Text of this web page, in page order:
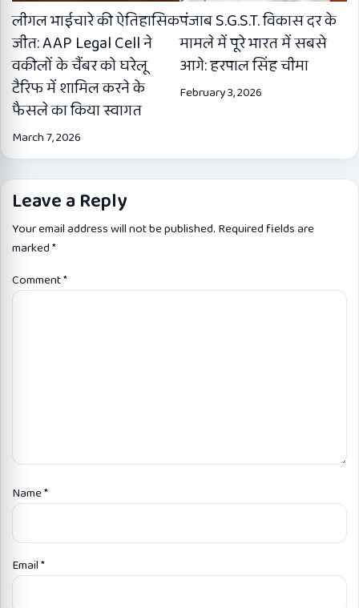
लीगल भाईचारे की ऐतिहासिक
जीत: AAP Legal Cell ने
वकीलों के चैंबर को घरेलू
टैरिफ में शामिल करने के
फैसले का किया स्वागत
March 7, 2026
पंजाब S.G.S.T. विकास दर के
मामले में पूरे भारत में सबसे
आगे: हरपाल सिंह चीमा
February 3, 2026
Leave a Reply
Your email address will not be published. Required fields are
marked*
Comment*
Name*
Email*